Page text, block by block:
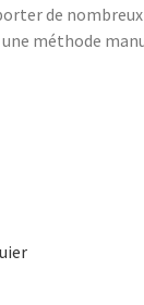
de
méthode